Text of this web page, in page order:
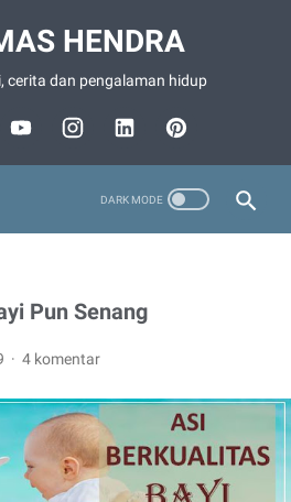
HENDRA
cerita dan pengalaman hidup
Pun Senang
4 komentar